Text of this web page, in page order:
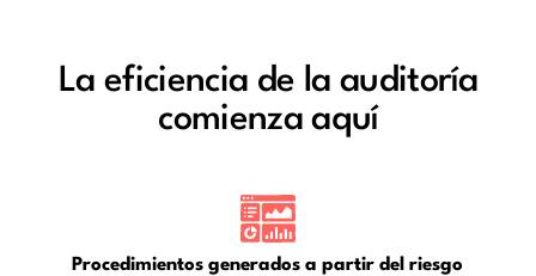
La eficiencia de la auditoría
comienza aquí
Procedimientos generados a partir del riesgo